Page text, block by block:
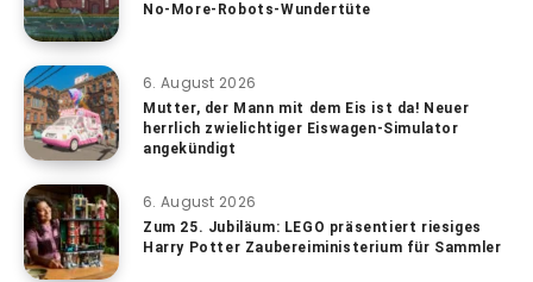
No-More-Robots-Wundertüte
6. August 2026
Mutter, der Mann mit dem Eis ist da! Neuer
herrlich zwielichtiger Eiswagen-Simulator
angekündigt
6. August 2026
Zum 25. Jubiläum: LEGO präsentiert riesiges
Harry Potter Zaubereiministerium für Sammler